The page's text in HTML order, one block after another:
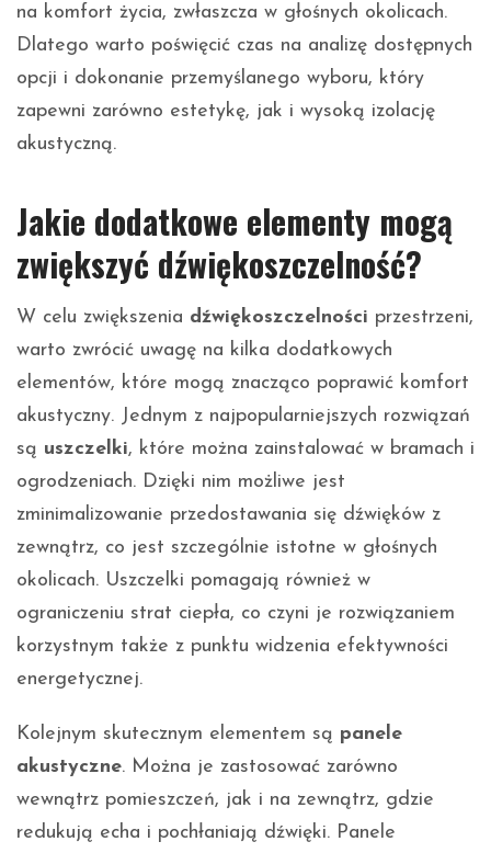
na komfort życia, zwłaszcza w głośnych okolicach.
Dlatego warto poświęcić czas na analizę dostępnych
opcji i dokonanie przemyślanego wyboru, który
zapewni zarówno estetykę, jak i wysoką izolację
akustyczną.
Jakie dodatkowe elementy mogą
zwiększyć dźwiękoszczelność?
W celu zwiększenia dźwiękoszczelności przestrzeni,
warto zwrócić uwagę na kilka dodatkowych
elementów, które mogą znacząco poprawić komfort
akustyczny. Jednym z najpopularniejszych rozwiązań
są uszczelki, które można zainstalować w bramach i
ogrodzeniach. Dzięki nim możliwe jest
zminimalizowanie przedostawania się dźwięków z
zewnątrz, co jest szczególnie istotne w głośnych
okolicach. Uszczelki pomagają również w
ograniczeniu strat ciepła, co czyni je rozwiązaniem
korzystnym także z punktu widzenia efektywności
energetycznej.
Kolejnym skutecznym elementem są panele
akustyczne. Można je zastosować zarówno
wewnątrz pomieszczeń, jak i na zewnątrz, gdzie
redukują echa i pochłaniają dźwięki. Panele